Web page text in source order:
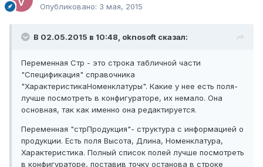
Опубликовано: 3 мая, 2015
В 02.05.2015 в 10:48, oknosoft сказал:
Переменная Стр - это строка табличной части
"Спецификация" справочника
"ХарактеристикаНоменклатуры". Какие у нее есть поля-
лучше посмотреть в конфигураторе, их немало. Она
основная, так как именно она редактируется.
Переменная "стрПродукция"- структура с информацией о
продукции. Есть поля Высота, Длина, Номенклатура,
Характеристика. Полный список полей лучше посмотреть
в конфигураторе, поставив точку останова в строке